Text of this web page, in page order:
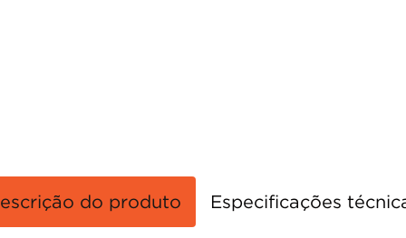
do produto Especificações